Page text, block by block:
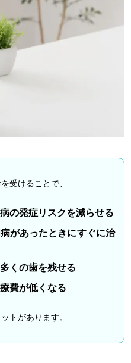
受けることで、
の発症リスクを減らせる
があったときにすぐに治
くの歯を残せる
費が低くなる
トがあります。